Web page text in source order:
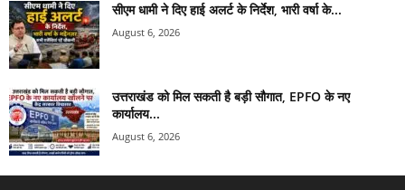
सीएम धामी ने दिए हाई अलर्ट के निर्देश, भारी वर्षा के...
August 6, 2026
उत्तराखंड को मिल सकती है बड़ी सौगात, EPFO के नए
कार्यालय...
August 6, 2026